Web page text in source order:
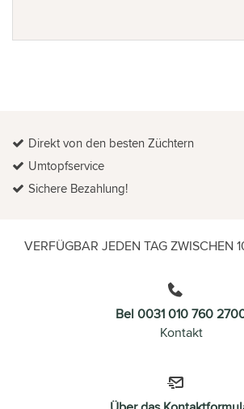
Direkt von den besten Züchtern
Umtopfservice
Sichere Bezahlung!
VERFÜGBAR JEDEN TAG ZWISCHEN
Bel 0031 010 760
Kontakt